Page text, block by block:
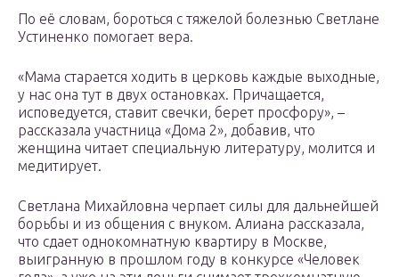
По её словам, бороться с тяжелой болезнью Светлане
Устиненко помогает вера.
«Мама старается ходить в церковь каждые выходные,
у нас она тут в двух остановках. Причащается,
исповедуется, ставит свечки, берет просфору», –
рассказала участница «Дома 2», добавив, что
женщина читает специальную литературу, молится и
медитирует.
Светлана Михайловна черпает силы для дальнейшей
борьбы и из общения с внуком. Алиана рассказала,
что сдает однокомнатную квартиру в Москве,
выигранную в прошлом году в конкурсе «Человек